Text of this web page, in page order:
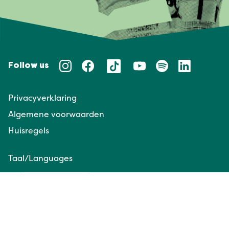
Follow us
Privacyverklaring
Algemene voorwaarden
Huisregels
Taal/Languages